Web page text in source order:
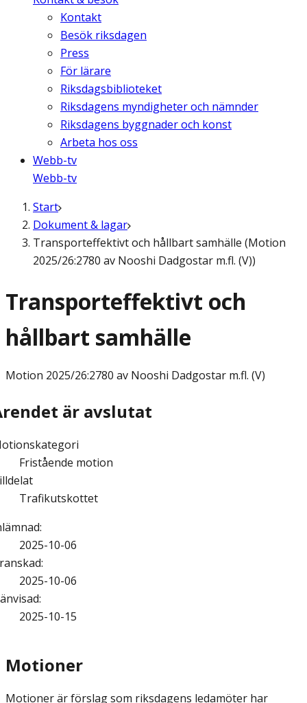
Kontakt
Besök riksdagen
Press
För lärare
Riksdagsbiblioteket
Riksdagens myndigheter och nämnder
Riksdagens byggnader och konst
Arbeta hos oss
Webb-tv
Webb-tv
Start
Dokument & lagar
Transporteffektivt och hållbart samhälle (Motion
2025/26:2780 av Nooshi Dadgostar m.fl. (V))
Transporteffektivt och
hållbart samhälle
Motion 2025/26:2780 av Nooshi Dadgostar m.fl. (V)
är avslutat
Fristående motion
Trafikutskottet
:
2025-10-06
:
2025-10-06
:
2025-10-15
Motioner
Motioner är förslag som riksdagens ledamöter har